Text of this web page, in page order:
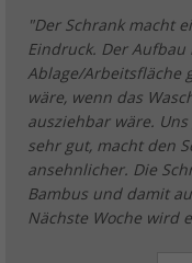
"Der Schrank macht
Eindruck. Der
Ablage/Arbeitsfläche
wäre, wenn das
ausziehbar wäre.
sehr gut, macht den
ansehnlicher. Die
Bambus und damit
Nächste Woche wird